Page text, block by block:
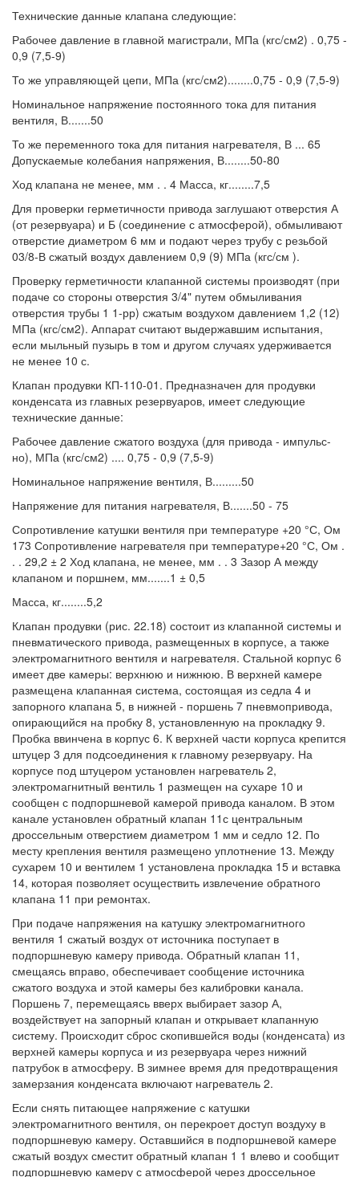
Технические данные клапана следующие:
Рабочее давление в главной магистрали, МПа (кгс/см2) . 0,75 -
0,9 (7,5-9)
То же управляющей цепи, МПа (кгс/см2)........0,75 - 0,9 (7,5-9)
Номинальное напряжение постоянного тока для питания
вентиля, В.......50
То же переменного тока для питания нагревателя, В ... 65
Допускаемые колебания напряжения, В........50-80
Ход клапана не менее, мм . . 4 Масса, кг........7,5
Для проверки герметичности привода заглушают отверстия А
(от резервуара) и Б (соединение с атмосферой), обмыливают
отверстие диаметром 6 мм и подают через трубу с резьбой
03/8-В сжатый воздух давлением 0,9 (9) МПа (кгс/см ).
Проверку герметичности клапанной системы производят (при
подаче со стороны отверстия 3/4" путем обмыливания
отверстия трубы 1 1-рр) сжатым воздухом давлением 1,2 (12)
МПа (кгс/см2). Аппарат считают выдержавшим испытания,
если мыльный пузырь в том и другом случаях удерживается
не менее 10 с.
Клапан продувки КП-110-01. Предназначен для продувки
конденсата из главных резервуаров, имеет следующие
технические данные:
Рабочее давление сжатого воздуха (для привода - импульс-
но), МПа (кгс/см2) .... 0,75 - 0,9 (7,5-9)
Номинальное напряжение вентиля, В.........50
Напряжение для питания нагревателя, В.......50 - 75
Сопротивление катушки вентиля при температуре +20 °С, Ом
173 Сопротивление нагревателя при температуре+20 °С, Ом .
. . 29,2 ± 2 Ход клапана, не менее, мм . . 3 Зазор А между
клапаном и поршнем, мм.......1 ± 0,5
Масса, кг........5,2
Клапан продувки (рис. 22.18) состоит из клапанной системы и
пневматического привода, размещенных в корпусе, а также
электромагнитного вентиля и нагревателя. Стальной корпус 6
имеет две камеры: верхнюю и нижнюю. В верхней камере
размещена клапанная система, состоящая из седла 4 и
запорного клапана 5, в нижней - поршень 7 пневмопривода,
опирающийся на пробку 8, установленную на прокладку 9.
Пробка ввинчена в корпус 6. К верхней части корпуса крепится
штуцер 3 для подсоединения к главному резервуару. На
корпусе под штуцером установлен нагреватель 2,
электромагнитный вентиль 1 размещен на сухаре 10 и
сообщен с подпоршневой камерой привода каналом. В этом
канале установлен обратный клапан 11с центральным
дроссельным отверстием диаметром 1 мм и седло 12. По
месту крепления вентиля размещено уплотнение 13. Между
сухарем 10 и вентилем 1 установлена прокладка 15 и вставка
14, которая позволяет осуществить извлечение обратного
клапана 11 при ремонтах.
При подаче напряжения на катушку электромагнитного
вентиля 1 сжатый воздух от источника поступает в
подпоршневую камеру привода. Обратный клапан 11,
смещаясь вправо, обеспечивает сообщение источника
сжатого воздуха и этой камеры без калибровки канала.
Поршень 7, перемещаясь вверх выбирает зазор А,
воздействует на запорный клапан и открывает клапанную
систему. Происходит сброс скопившейся воды (конденсата) из
верхней камеры корпуса и из резервуара через нижний
патрубок в атмосферу. В зимнее время для предотвращения
замерзания конденсата включают нагреватель 2.
Если снять питающее напряжение с катушки
электромагнитного вентиля, он перекроет доступ воздуху в
подпоршневую камеру. Оставшийся в подпоршневой камере
сжатый воздух сместит обратный клапан 1 1 влево и сообщит
подпоршневую камеру с атмосферой через дроссельное